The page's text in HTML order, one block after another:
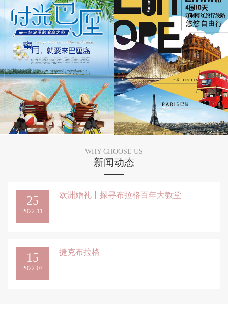
WHY CHOOSE US
新闻动态
25
2022-11
欧洲婚礼丨探寻布拉格百年大教堂
15
2022-07
捷克布拉格